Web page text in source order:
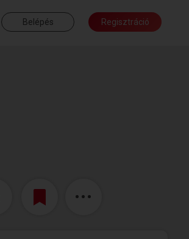
Belépés Regisztráció